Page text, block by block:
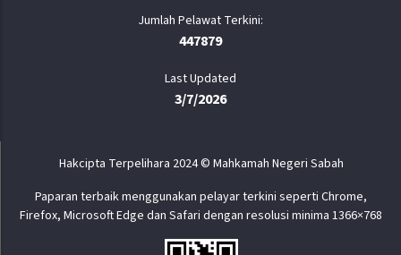
447879
Last Updated
3/7/2026
Hakcipta Terpelihara 2024 © Mahkamah Negeri Sabah
Paparan terbaik menggunakan pelayar terkini seperti Chrome,
Firefox, Microsoft Edge dan Safari dengan resolusi minima 1366×768